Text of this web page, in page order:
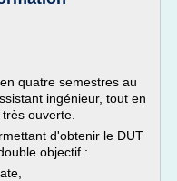
quatre semestres au
ingénieur, tout en
ouverte.
d'obtenir le DUT
objectif :